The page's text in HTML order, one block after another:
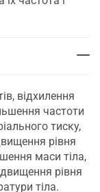
відхилення
частоти
тиску,
рівня
маси тіла,
рівня
тіла.